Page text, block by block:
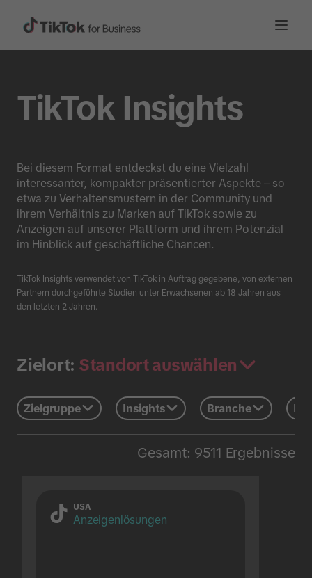
TikTok Insights
Bei diesem Format entdeckst du eine Vielzahl
interessanter, kompakter präsentierter Aspekte – so
etwa zu Verhaltensmustern in der Community und
ihrem Verhältnis zu Marken auf TikTok sowie zu
Anzeigen auf unserer Plattform und ihrem Potenzial
im Hinblick auf geschäftliche Chancen.
TikTok Insights verwendet von TikTok in Auftrag gegebene, von externen
Partnern durchgeführte Studien unter Erwachsenen ab 18 Jahren aus
den letzten 2 Jahren.
Zielort: Standort auswählen
Zielgruppe Insights Branche
Gesamt: 9511 Ergebnisse
USA
Anzeigenlösungen